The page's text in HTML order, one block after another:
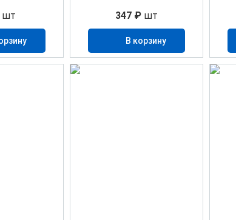
347 ₽ шт
В корзину